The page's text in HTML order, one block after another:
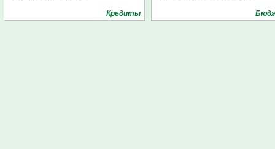
Кредиты